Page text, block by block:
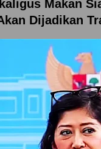
Makan
Dijadikan